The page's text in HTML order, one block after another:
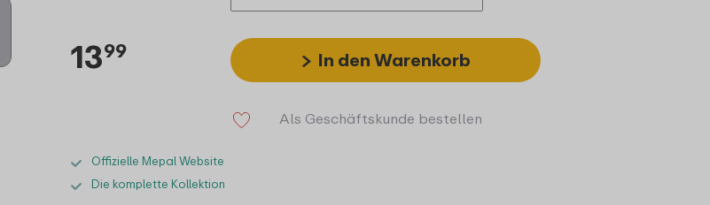
1399 In den Warenkorb
Als Geschäftskunde bestellen
Offizielle Mepal Website
Die komplette Kollektion